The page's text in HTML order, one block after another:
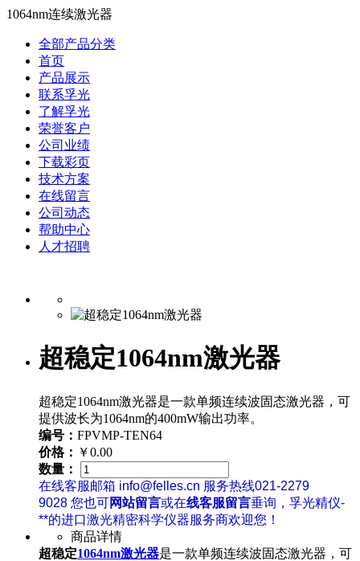
1064nm连续激光器
全部产品分类
首页
产品展示
联系孚光
了解孚光
荣誉客户
公司业绩
下载彩页
技术方案
在线留言
公司动态
帮助中心
人才招聘
超稳定1064nm激光器
超稳定1064nm激光器是一款单频连续波固态激光器，可
提供波长为1064nm的400mW输出功率。
编号： FPVMP-TEN64
价格： ￥0.00
数量：
在线客服邮箱 info@felles.cn 服务热线021-2279
9028 您也可网站留言或在线客服留言垂询，孚光精仪-
**的进口激光精密科学仪器服务商欢迎您！
商品详情
超稳定1064nm激光器是一款单频连续波固态激光器，可